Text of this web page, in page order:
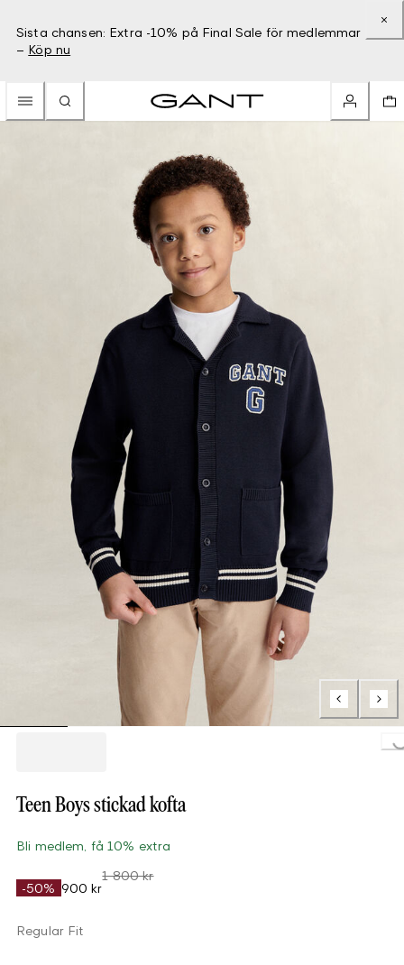
Sista chansen: Extra -10% på Final Sale för medlemmar
– Köp nu
Loading...
Teen Boys stickad kofta
Bli medlem, få 10% extra
-50% 900 kr
1 800 kr
Regular Fit